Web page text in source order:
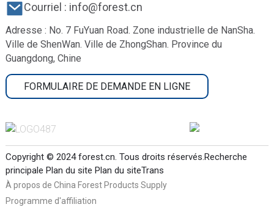
Courriel : info@forest.cn
Adresse : No. 7 FuYuan Road. Zone industrielle de NanSha.
Ville de ShenWan. Ville de ZhongShan. Province du
Guangdong, Chine
FORMULAIRE DE DEMANDE EN LIGNE
Copyright © 2024 forest.cn. Tous droits réservés.Recherche
principale Plan du site Plan du siteTrans
À propos de China Forest Products Supply
Programme d'affiliation